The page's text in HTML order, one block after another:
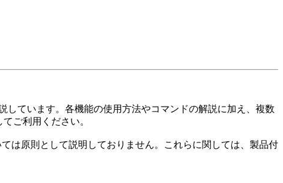
しています。各機能の使用方法やコマンドの解説に加え、複数
ご利用ください。
は原則として説明しておりません。これらに関しては、製品付